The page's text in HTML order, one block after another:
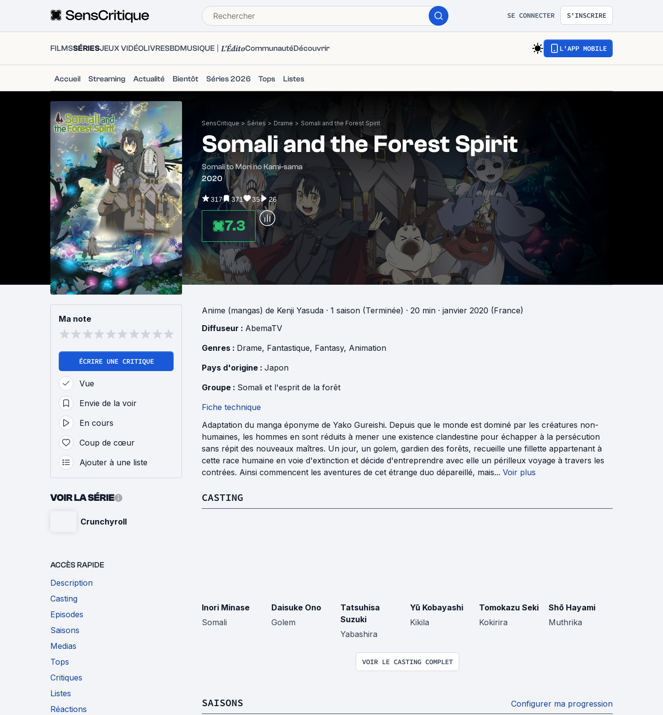
SE CONNECTER S'INSCRIRE
FILMSSÉRIESJEUX VIDÉOLIVRESBDMUSIQUE L'ÉditoCommunautéDécouvrir L'APP MOBILE
Accueil Streaming Actualité Bientôt Séries 2026 Tops Listes
SensCritique > Séries > Drame > Somali and the Forest Spirit
Somali and the Forest Spirit
Somali to Mori no Kami-sama
2020
317 371 35 26
7.3
Ma note
ÉCRIRE UNE CRITIQUE
Vue
Envie de la voir
En cours
Coup de cœur
Ajouter à une liste
VOIR LA SÉRIE
Crunchyroll
ACCÈS RAPIDE
Description
Casting
Episodes
Saisons
Medias
Tops
Critiques
Listes
Réactions
Anime (mangas) de Kenji Yasuda · 1 saison (Terminée) · 20 min · janvier 2020 (France)
Diffuseur : AbemaTV
Genres : Drame, Fantastique, Fantasy, Animation
Pays d'origine : Japon
Groupe : Somali et l'esprit de la forêt
Fiche technique
Adaptation du manga éponyme de Yako Gureishi. Depuis que le monde est dominé par les créatures non-
humaines, les hommes en sont réduits à mener une existence clandestine pour échapper à la persécution
sans répit des nouveaux maîtres. Un jour, un golem, gardien des forêts, recueille une fillette appartenant à
cette race humaine en voie d'extinction et décide d'entreprendre avec elle un périlleux voyage à travers les
contrées. Ainsi commencent les aventures de cet étrange duo dépareillé, mais... Voir plus
CASTING
Inori Minase
Somali
Daisuke Ono
Golem
Tatsuhisa
Suzuki
Yabashira
Yū Kobayashi
Kikila
Tomokazu Seki
Kokirira
Shō Hayami
Muthrika
VOIR LE CASTING COMPLET
SAISONS Configurer ma progression